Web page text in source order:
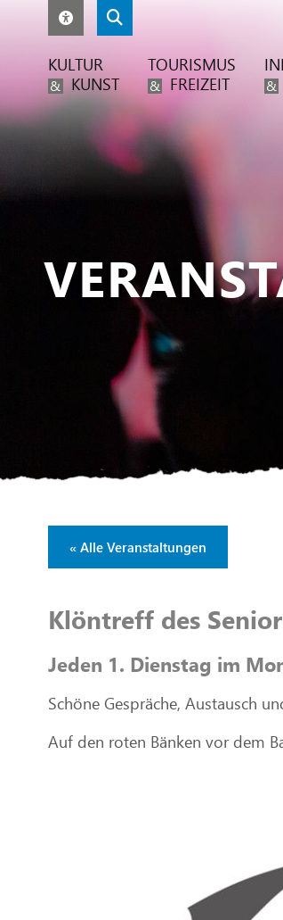
KULTUR
& KUNST
TOURISMUS
& FREIZEIT &
« Alle Veranstaltungen
Klöntreff des
Jeden 1. Dienstag im
Schöne Gespräche, Austausch
Auf den roten Bänken vor dem